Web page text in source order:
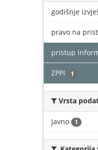
godišnje
pravo na
pristup
ZPPI 1
Vrsta
Javno 1